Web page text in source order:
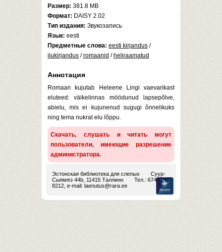
Размер: 381.8 MB
Формат: DAISY 2.02
Тип издания: Звукозапись
Язык: eesti
Предметные слова: eesti kirjandus /
ilukirjandus /romaanid / heliraamatud
Аннотация
Romaan kujutab Heleene Lingi vaevarikast
eluteed: väikelinnas möödunud lapsepõlve,
abielu, mis ei kujunenud sugugi õnnelikuks
ning tema nukrat elu lõppu.
Скачать, слушать и читать могут
пользователи, имеющие разрешение
администратора.
Эстонская библиотека для слепых
Суур-
Сыямяэ 44b, 11415 Таллинн
Тел.: 674
8212, e-mail: laenutus@rara.ee